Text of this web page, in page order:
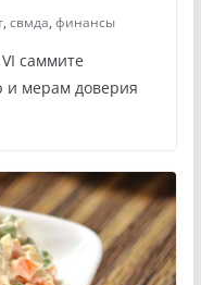
, свмда, финансы
саммите
и мерам доверия